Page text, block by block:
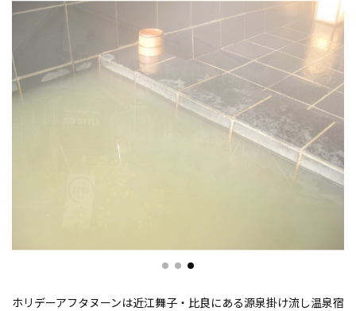
ホリデーアフタヌーンは近江舞子・比良にある源泉掛け流し温泉宿